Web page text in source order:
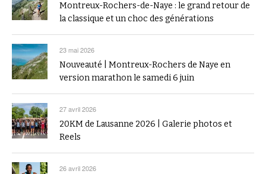
Montreux-Rochers-de-Naye : le grand retour de
la classique et un choc des générations
23 mai 2026
Nouveauté | Montreux-Rochers de Naye en
version marathon le samedi 6 juin
27 avril 2026
20KM de Lausanne 2026 | Galerie photos et
Reels
26 avril 2026